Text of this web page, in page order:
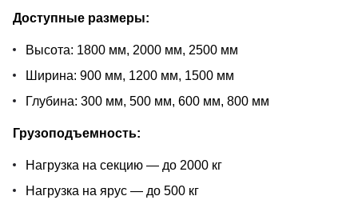
Доступные размеры:
Высота: 1800 мм, 2000 мм, 2500 мм
Ширина: 900 мм, 1200 мм, 1500 мм
Глубина: 300 мм, 500 мм, 600 мм, 800 мм
Грузоподъемность:
Нагрузка на секцию — до 2000 кг
Нагрузка на ярус — до 500 кг